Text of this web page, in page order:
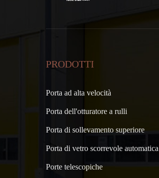
PRODOTTI
Porta ad alta velocità
Porta dell'otturatore a rulli
Porta di sollevamento superiore
Porta di vetro scorrevole automatica
Porte telescopiche